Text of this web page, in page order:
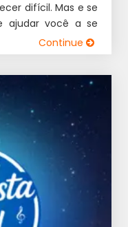
difícil. Mas e se
ajudar você a se
Continue